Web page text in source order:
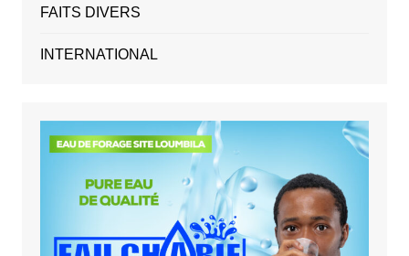
FAITS DIVERS
INTERNATIONAL